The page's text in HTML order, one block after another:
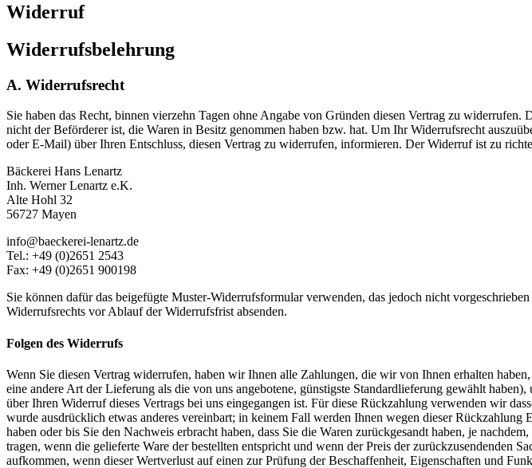
Widerruf
Widerrufsbelehrung
A. Widerrufsrecht
Sie haben das Recht, binnen vierzehn Tagen ohne Angabe von Gründen diesen Vertrag zu
nicht der Beförderer ist, die Waren in Besitz genommen haben bzw. hat. Um Ihr Widerrufsrecht
oder E-Mail) über Ihren Entschluss, diesen Vertrag zu widerrufen, informieren. Der Widerruf ist zu
Bäckerei Hans Lenartz
Inh. Werner Lenartz e.K.
Alte Hohl 32
56727 Mayen
info@baeckerei-lenartz.de
Tel.: +49 (0)2651 2543
Fax: +49 (0)2651 900198
Sie können dafür das beigefügte Muster-Widerrufsformular verwenden, das jedoch nicht
Widerrufsrechts vor Ablauf der Widerrufsfrist absenden.
Folgen des Widerrufs
Wenn Sie diesen Vertrag widerrufen, haben wir Ihnen alle Zahlungen, die wir von Ihnen erhalten
eine andere Art der Lieferung als die von uns angebotene, günstigste Standardlieferung gewählt
über Ihren Widerruf dieses Vertrags bei uns eingegangen ist. Für diese Rückzahlung verwenden wir
wurde ausdrücklich etwas anderes vereinbart; in keinem Fall werden Ihnen wegen dieser
haben oder bis Sie den Nachweis erbracht haben, dass Sie die Waren zurückgesandt haben, je
tragen, wenn die gelieferte Ware der bestellten entspricht und wenn der Preis der zurückzusendenden
aufkommen, wenn dieser Wertverlust auf einen zur Prüfung der Beschaffenheit, Eigenschaften und